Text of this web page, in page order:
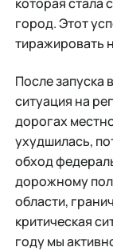
город. Этот
тиражировать
После запуска
ситуация на
дорогах
ухудшилась,
обход
дорожному
области,
критическая
году мы